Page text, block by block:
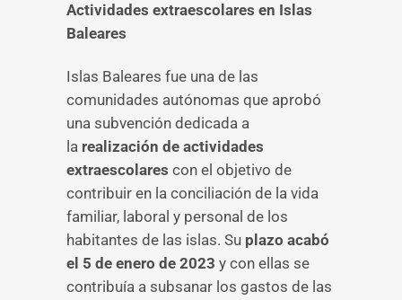
Actividades extraescolares en Islas
Baleares
Islas Baleares fue una de las
comunidades autónomas que aprobó
una subvención dedicada a
la realización de actividades
extraescolares con el objetivo de
contribuir en la conciliación de la vida
familiar, laboral y personal de los
habitantes de las islas. Su plazo acabó
el 5 de enero de 2023 y con ellas se
contribuía a subsanar los gastos de las